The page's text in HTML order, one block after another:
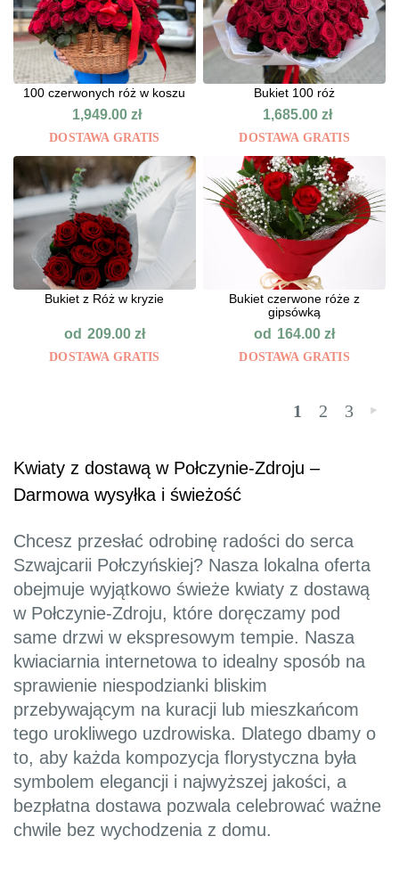
100 czerwonych róż w koszu
1,949.00zł
DOSTAWA GRATIS
Bukiet 100 róż
1,685.00 zł
DOSTAWA GRATIS
Bukiet z Róż w kryzie
od 209.00 zł
DOSTAWA GRATIS
Bukiet czerwone róże z
gipsówką
od 164.00zł
DOSTAWA GRATIS
1 2 3 »
Kwiaty z dostawą w Połczynie-Zdroju –
Darmowa wysyłka i świeżość
Chcesz przesłać odrobinę radości do serca
Szwajcarii Połczyńskiej? Nasza lokalna oferta
obejmuje wyjątkowo świeże kwiaty z dostawą
w Połczynie-Zdroju, które doręczamy pod
same drzwi w ekspresowym tempie. Nasza
kwiaciarnia internetowa to idealny sposób na
sprawienie niespodzianki bliskim
przebywającym na kuracji lub mieszkańcom
tego urokliwego uzdrowiska. Dlatego dbamy o
to, aby każda kompozycja florystyczna była
symbolem elegancji i najwyższej jakości, a
bezpłatna dostawa pozwala celebrować ważne
chwile bez wychodzenia z domu.